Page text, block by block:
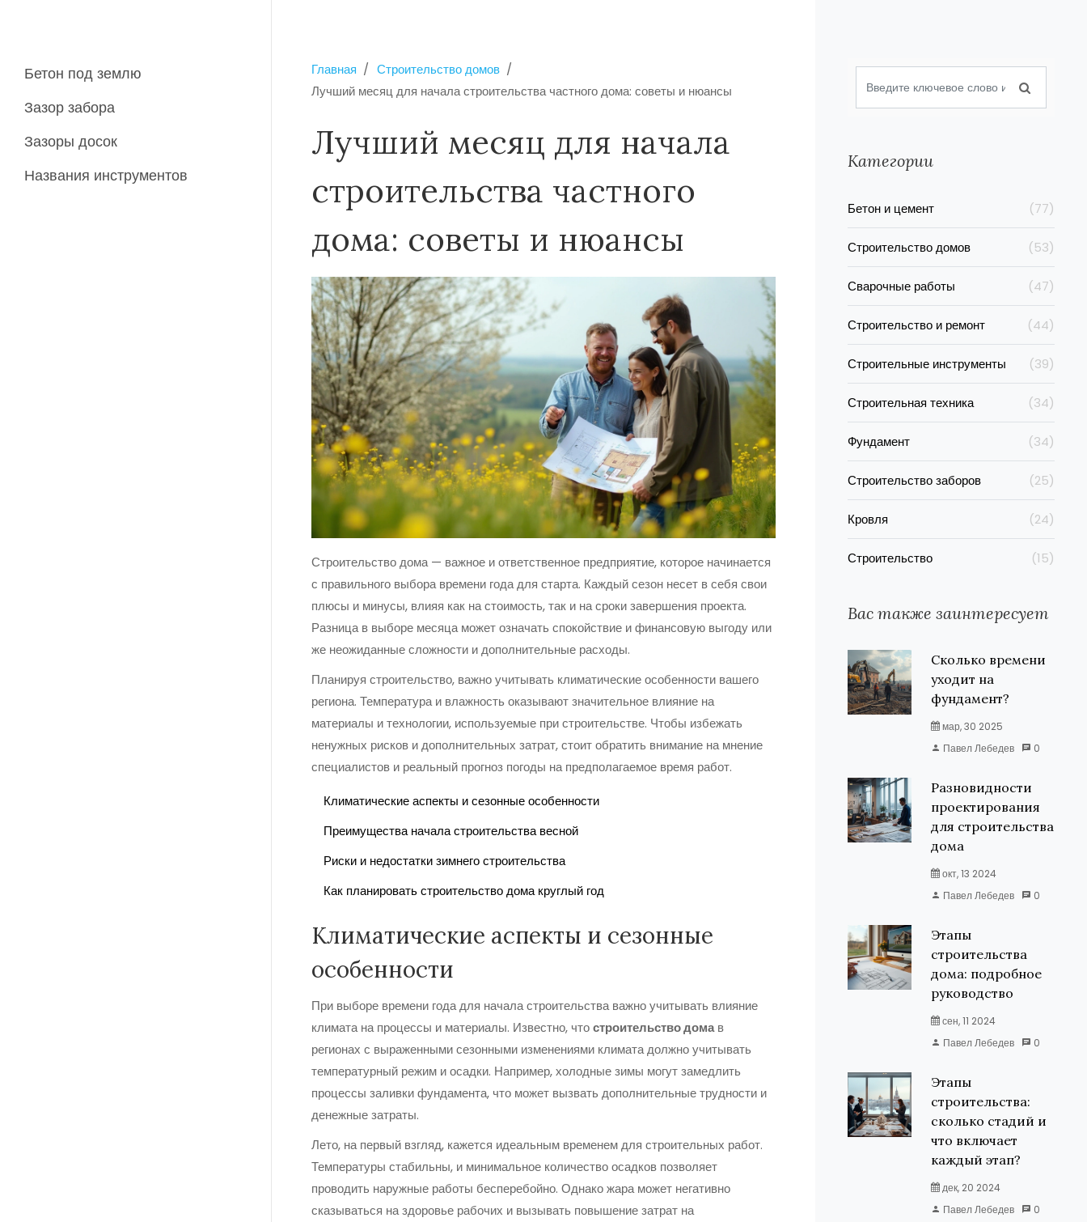
Бетон под землю
Зазор забора
Зазоры досок
Названия инструментов
Главная
Строительство домов
Лучший месяц для начала строительства частного дома: советы и нюансы
Лучший месяц для начала
строительства частного
дома: советы и нюансы
Строительство дома — важное и ответственное предприятие, которое начинается
с правильного выбора времени года для старта. Каждый сезон несет в себя свои
плюсы и минусы, влияя как на стоимость, так и на сроки завершения проекта.
Разница в выборе месяца может означать спокойствие и финансовую выгоду или
же неожиданные сложности и дополнительные расходы.
Планируя строительство, важно учитывать климатические особенности вашего
региона. Температура и влажность оказывают значительное влияние на
материалы и технологии, используемые при строительстве. Чтобы избежать
ненужных рисков и дополнительных затрат, стоит обратить внимание на мнение
специалистов и реальный прогноз погоды на предполагаемое время работ.
Климатические аспекты и сезонные особенности
Преимущества начала строительства весной
Риски и недостатки зимнего строительства
Как планировать строительство дома круглый год
Климатические аспекты и сезонные
особенности
При выборе времени года для начала строительства важно учитывать влияние
климата на процессы и материалы. Известно, чтостроительство домав
регионах с выраженными сезонными изменениями климата должно учитывать
температурный режим и осадки. Например, холодные зимы могут замедлить
процессы заливки фундамента, что может вызвать дополнительные трудности и
денежные затраты.
Лето, на первый взгляд, кажется идеальным временем для строительных работ.
Температуры стабильны, и минимальное количество осадков позволяет
проводить наружные работы бесперебойно. Однако жара может негативно
сказываться на здоровье рабочих и вызывать повышение затрат на
Категории
Бетон и цемент (77)
Строительство домов (53)
Сварочные работы (47)
Строительство и ремонт (44)
Строительные инструменты (39)
Строительная техника (34)
Фундамент (34)
Строительство заборов (25)
Кровля (24)
Строительство (15)
Вас также заинтересует
Сколько времени
уходит на
фундамент?
мар, 30 2025
Павел Лебедев
0
Разновидности
проектирования
для строительства
дома
окт, 13 2024
Павел Лебедев
0
Этапы
строительства
дома: подробное
руководство
сен, 11 2024
Павел Лебедев
0
Этапы
строительства:
сколько стадий и
что включает
каждый этап?
дек, 20 2024
Павел Лебедев
0